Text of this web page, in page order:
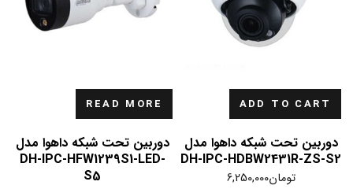
ADD TO CART
دوربین تحت شبکه داهوا مدل
DH-IPC-HDBW2431R-ZS-S2
تومان6,250,000
READ MORE
دوربین تحت شبکه داهوا مدل
DH-IPC-HFW1239S1-LED-
S5